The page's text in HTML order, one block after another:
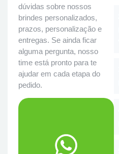
dúvidas sobre nossos
brindes personalizados,
prazos, personalização e
entregas. Se ainda ficar
alguma pergunta, nosso
time está pronto para te
ajudar em cada etapa do
pedido.
Me chama
no